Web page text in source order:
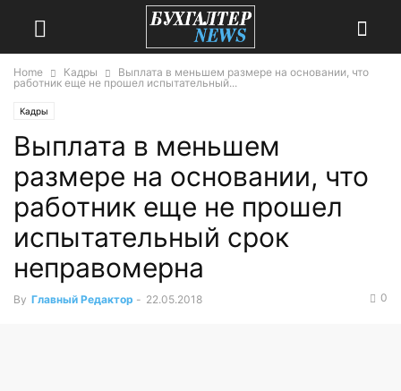
Home Кадры
Выплата в меньшем размере на основании, что
работник еще не прошел испытательный...
Кадры
Выплата в меньшем
размере на основании, что
работник еще не прошел
испытательный срок
неправомерна
By Главный Редактор - 22.05.2018 0